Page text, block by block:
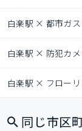
白楽駅 × 都市ガス
白楽駅 × 防犯カ
白楽駅 × フロー
同じ市区